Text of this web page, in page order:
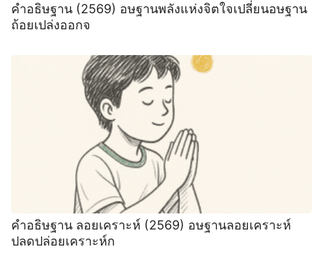
คำอธิษฐาน (2569) อษฐานพลังแห่งจิตใจเปลี่ยนอษฐาน
ถ้อยเปล่งออกจ
คำอธิษฐาน ลอยเคราะห์ (2569) ️อษฐานลอยเคราะห์
ปลดปล่อยเคราะห์ก